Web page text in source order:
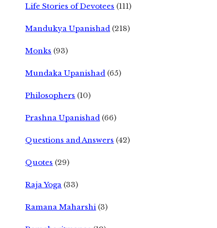
Life Stories of Devotees (111)
Mandukya Upanishad (218)
Monks (93)
Mundaka Upanishad (65)
Philosophers (10)
Prashna Upanishad (66)
Questions and Answers (42)
Quotes (29)
Raja Yoga (33)
Ramana Maharshi (3)